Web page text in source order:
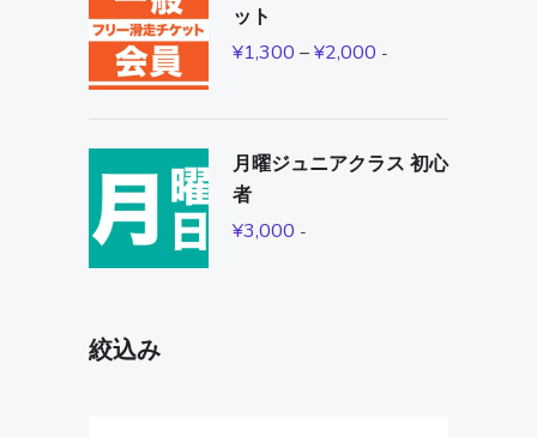
ット
¥1,300 –¥2,000 -
月曜ジュニアクラス 初心
者
¥3,000 -
絞込み